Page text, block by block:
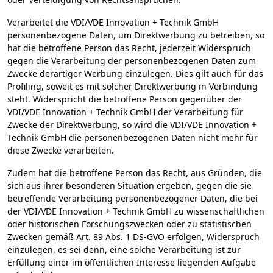
Verarbeitet die VDI/VDE Innovation + Technik GmbH
personenbezogene Daten, um Direktwerbung zu betreiben, so
hat die betroffene Person das Recht, jederzeit Widerspruch
gegen die Verarbeitung der personenbezogenen Daten zum
Zwecke derartiger Werbung einzulegen. Dies gilt auch für das
Profiling, soweit es mit solcher Direktwerbung in Verbindung
steht. Widerspricht die betroffene Person gegenüber der
VDI/VDE Innovation + Technik GmbH der Verarbeitung für
Zwecke der Direktwerbung, so wird die VDI/VDE Innovation +
Technik GmbH die personenbezogenen Daten nicht mehr für
diese Zwecke verarbeiten.
Zudem hat die betroffene Person das Recht, aus Gründen, die
sich aus ihrer besonderen Situation ergeben, gegen die sie
betreffende Verarbeitung personenbezogener Daten, die bei
der VDI/VDE Innovation + Technik GmbH zu wissenschaftlichen
oder historischen Forschungszwecken oder zu statistischen
Zwecken gemäß Art. 89 Abs. 1 DS-GVO erfolgen, Widerspruch
einzulegen, es sei denn, eine solche Verarbeitung ist zur
Erfüllung einer im öffentlichen Interesse liegenden Aufgabe